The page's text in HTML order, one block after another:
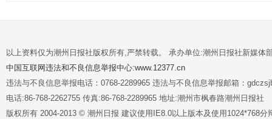
以上资料仅为潮州日报社版权所有,严禁转载。 承办单位:潮州日报社新媒体
中国互联网违法和不良信息举报中心:www.12377.cn
违法与不良信息举报电话：0768-2289965 违法与不良信息举报邮箱：
电话:86-768-2262755 传真:86-768-2289965 地址:潮州市枫春路潮州日报社
版权所有 2004-2013 © 潮州日报 建议使用IE8.0以上版本及使用1024*768分